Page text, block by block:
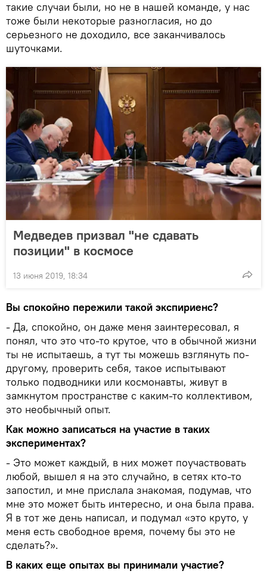
такие случаи были, но не в нашей команде, у нас
тоже были некоторые разногласия, но до
серьезного не доходило, все заканчивалось
шуточками.
Медведев призвал "не сдавать
позиции" в космосе
13 июня 2019, 18:34
Вы спокойно пережили такой экспириенс?
- Да, спокойно, он даже меня заинтересовал, я
понял, что это что-то крутое, что в обычной жизни
ты не испытаешь, а тут ты можешь взглянуть по-
другому, проверить себя, такое испытывают
только подводники или космонавты, живут в
замкнутом пространстве с каким-то коллективом,
это необычный опыт.
Как можно записаться на участие в таких
экспериментах?
- Это может каждый, в них может поучаствовать
любой, вышел я на это случайно, в сетях кто-то
запостил, и мне прислала знакомая, подумав, что
мне это может быть интересно, и она была права.
Я в тот же день написал, и подумал «это круто, у
меня есть свободное время, почему бы это не
сделать?».
В каких еще опытах вы принимали участие?